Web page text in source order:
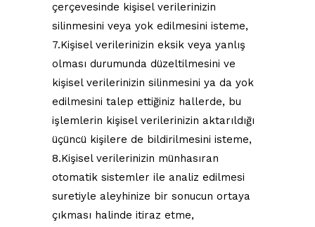
çerçevesinde kişisel verilerinizin
silinmesini veya yok edilmesini isteme,
7.Kişisel verilerinizin eksik veya yanlış
olması durumunda düzeltilmesini ve
kişisel verilerinizin silinmesini ya da yok
edilmesini talep ettiğiniz hallerde, bu
işlemlerin kişisel verilerinizin aktarıldığı
üçüncü kişilere de bildirilmesini isteme,
8.Kişisel verilerinizin münhasıran
otomatik sistemler ile analiz edilmesi
suretiyle aleyhinize bir sonucun ortaya
çıkması halinde itiraz etme,